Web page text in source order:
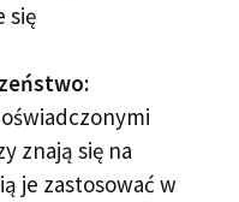
się
znają się na
je zastosować w